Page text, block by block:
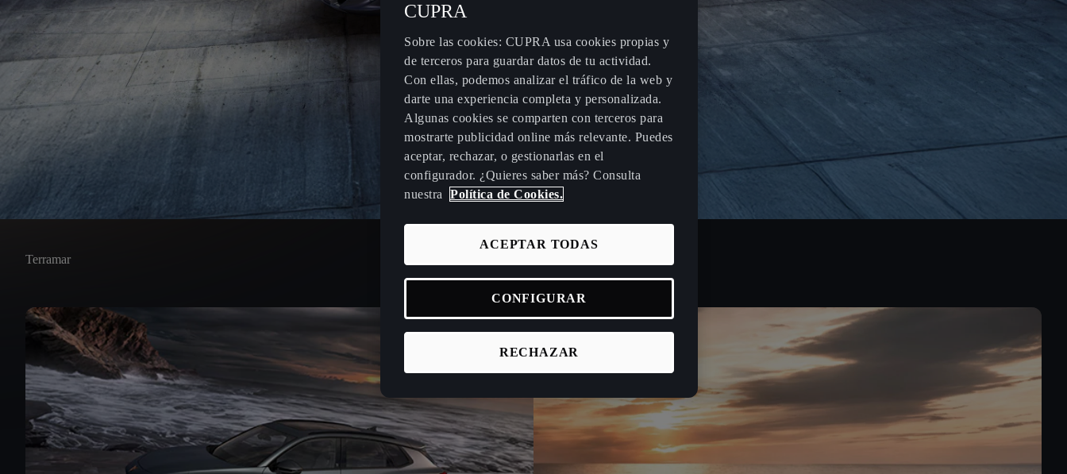
Terramar
CUPRA
Sobre las cookies: CUPRA usa cookies propias y
de terceros para guardar datos de tu actividad.
Con ellas, podemos analizar el tráfico de la web y
darte una experiencia completa y personalizada.
Algunas cookies se comparten con terceros para
mostrarte publicidad online más relevante. Puedes
aceptar, rechazar, o gestionarlas en el
configurador. ¿Quieres saber más? Consulta
nuestra
Política de Cookies.
RECHAZAR
ACEPTAR TODAS
CONFIGURAR